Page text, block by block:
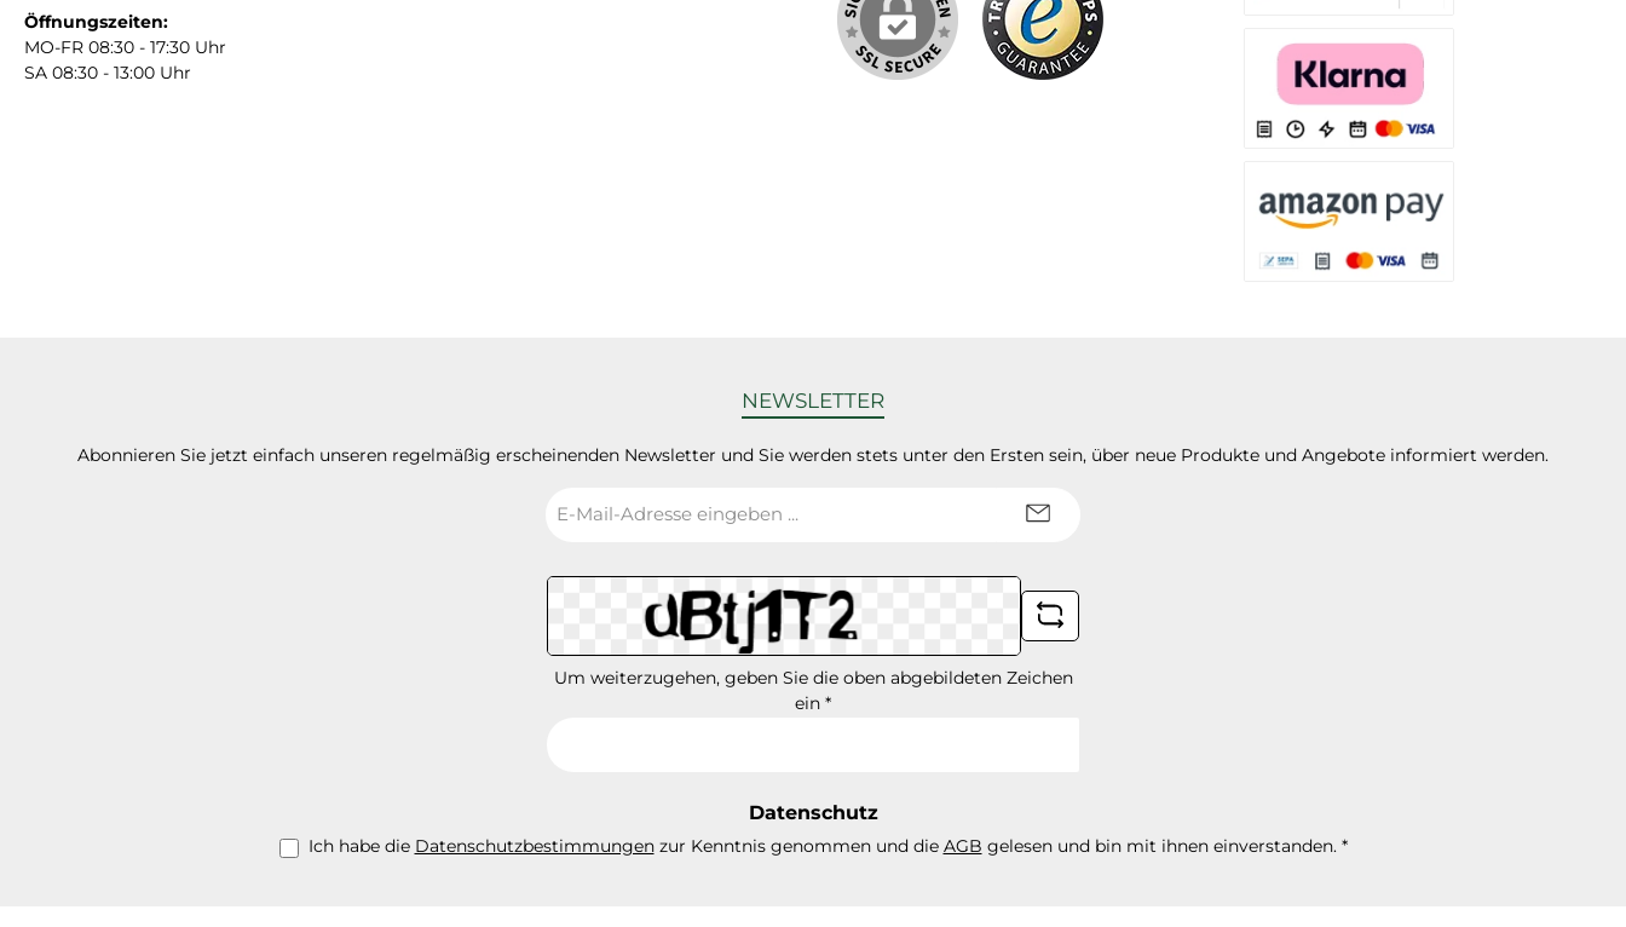
Öffnungszeiten:
MO-FR 08:30 - 17:30 Uhr
SA 08:30 - 13:00 Uhr
NEWSLETTER
Abonnieren Sie jetzt einfach unseren regelmäßig erscheinenden Newsletter und Sie werden stets unter den Ersten sein, über neue Produkte und Angebote informiert werden.
Mail-
*
Um weiterzugehen, geben Sie die oben abgebildeten Zeichen
ein *
Datenschutz
Ich habe die Datenschutzbestimmungenzur Kenntnis genommen und die AGB gelesen und bin mit ihnen einverstanden. *